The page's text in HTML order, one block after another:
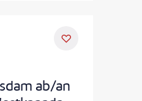
ab/an